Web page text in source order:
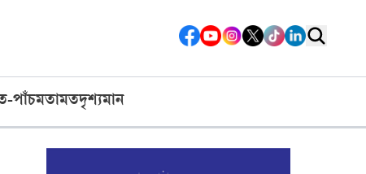
পাঁচমতামতদৃশ্যমান